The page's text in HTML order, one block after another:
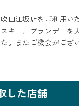
田江坂店をご利用い
キー、ブランデーを
。またご機会がござ
した店舗